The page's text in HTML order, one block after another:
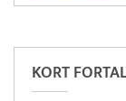
KORT